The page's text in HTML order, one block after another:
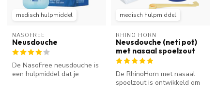
medisch hulpmiddel
NASOFREE
Neusdouche
De NasoFree neusdouche is
een hulpmiddel dat je
medisch hulpmiddel
RHINO HORN
Neusdouche (neti pot)
met nasaal spoelzout
De RhinoHorn met nasaal
spoelzout is ontwikkeld om